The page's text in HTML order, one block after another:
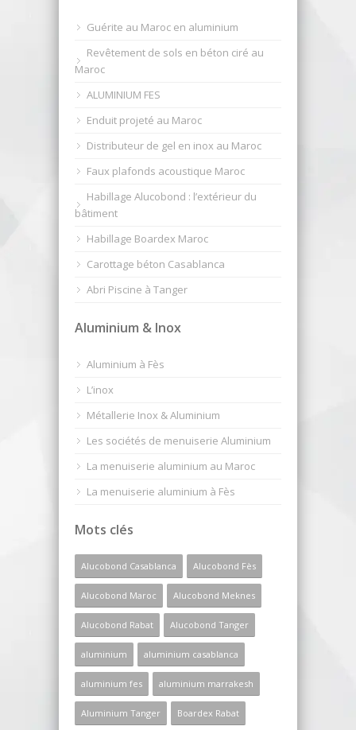
Guérite au Maroc en aluminium
Revêtement de sols en béton ciré au
Maroc
ALUMINIUM FES
Enduit projeté au Maroc
Distributeur de gel en inox au Maroc
Faux plafonds acoustique Maroc
Habillage Alucobond : l’extérieur du
bâtiment
Habillage Boardex Maroc
Carottage béton Casablanca
Abri Piscine à Tanger
Aluminium & Inox
Aluminium à Fès
L’inox
Métallerie Inox & Aluminium
Les sociétés de menuiserie Aluminium
La menuiserie aluminium au Maroc
La menuiserie aluminium à Fès
Mots clés
Alucobond Casablanca Alucobond Fès
Alucobond Maroc Alucobond Meknes
Alucobond Rabat Alucobond Tanger
aluminium aluminium casablanca
aluminium fes aluminium marrakesh
Aluminium Tanger Boardex Rabat